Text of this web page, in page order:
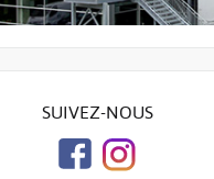
SUIVEZ-NOUS